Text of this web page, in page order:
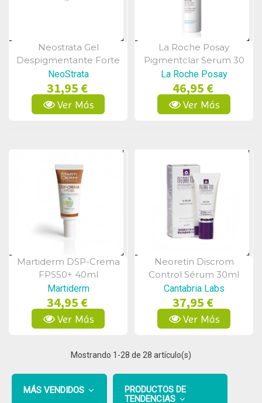
Vista Rápida
Neostrata Gel
Despigmentante Forte
30 Ml.
NeoStrata
31,95 €
Ver Más
Vista Rápida
La Roche Posay
Pigmentclar Serum 30
Ml
La Roche Posay
46,95 €
Ver Más
Vista Rápida
Martiderm DSP-Crema
FPS50+ 40ml
Martiderm
34,95 €
Ver Más
Vista Rápida
Neoretin Discrom
Control Sérum 30ml
Cantabria Labs
37,95 €
Ver Más
Mostrando 1 -28 de 28 artículo(s)
MÁS VENDIDOS
PRODUCTOS DE
TENDENCIAS